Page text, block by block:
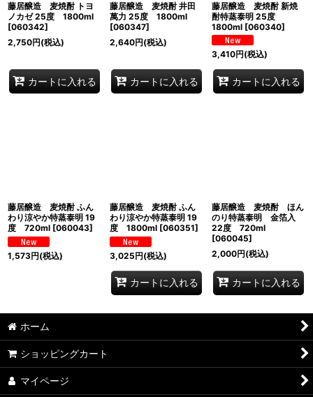
藤居醸造 麦焼酎 トヨ
ノカゼ 25度 1800ml
[060342]
2,750円(税込)
カートに入れる
藤居醸造 麦焼酎 井田
萬力 25度 1800ml
[060347]
2,640円(税込)
カートに入れる
藤居醸造 麦焼酎 新焼
酎特蒸泰明 25度
1800ml [060340]
3,410円(税込)
カートに入れる
藤居醸造 麦焼酎 ふん
わり涼やか特蒸泰明 19
度 720ml [060043]
1,573円(税込)
藤居醸造 麦焼酎 ふん
わり涼やか特蒸泰明 19
度 1800ml [060351]
3,025円(税込)
カートに入れる
藤居醸造 麦焼酎 ほん
のり特蒸泰明 金箔入
22度 720ml
[060045]
2,000円(税込)
カートに入れる
ホーム
ショッピングカート
マイページ